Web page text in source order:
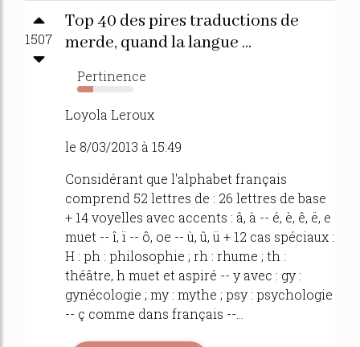
1507
Top 40 des pires traductions de
merde, quand la langue ...
Pertinence
28%
Loyola Leroux
le 8/03/2013 à 15:49
Considérant que l'alphabet français
comprend 52 lettres de : 26 lettres de base
+ 14 voyelles avec accents : â, à -- é, è, ê, ë, e
muet -- î, ï -- ô, oe -- ù, û, ü + 12 cas spéciaux :
H : ph : philosophie ; rh : rhume ; th :
théâtre, h muet et aspiré -- y avec : gy :
gynécologie ; my : mythe ; psy : psychologie
-- ç comme dans français --...